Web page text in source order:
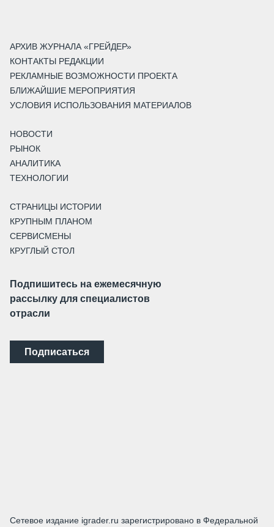
АРХИВ ЖУРНАЛА «ГРЕЙДЕР»
КОНТАКТЫ РЕДАКЦИИ
РЕКЛАМНЫЕ ВОЗМОЖНОСТИ ПРОЕКТА
БЛИЖАЙШИЕ МЕРОПРИЯТИЯ
УСЛОВИЯ ИСПОЛЬЗОВАНИЯ МАТЕРИАЛОВ
НОВОСТИ
РЫНОК
АНАЛИТИКА
ТЕХНОЛОГИИ
СТРАНИЦЫ ИСТОРИИ
КРУПНЫМ ПЛАНОМ
СЕРВИСМЕНЫ
КРУГЛЫЙ СТОЛ
Подпишитесь на ежемесячную
рассылку для специалистов
отрасли
Подписаться
Сетевое издание igrader.ru зарегистрировано в Федеральной